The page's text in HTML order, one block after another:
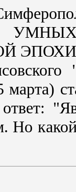
марта)
ответ:
Но